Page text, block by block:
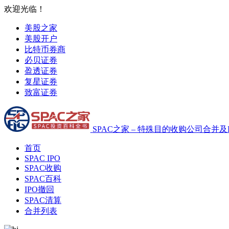
欢迎光临！
美股之家
美股开户
比特币券商
必贝证券
盈透证券
复星证券
致富证券
SPAC之家 – 特殊目的收购公司合并
首页
SPAC IPO
SPAC收购
SPAC百科
IPO撤回
SPAC清算
合并列表